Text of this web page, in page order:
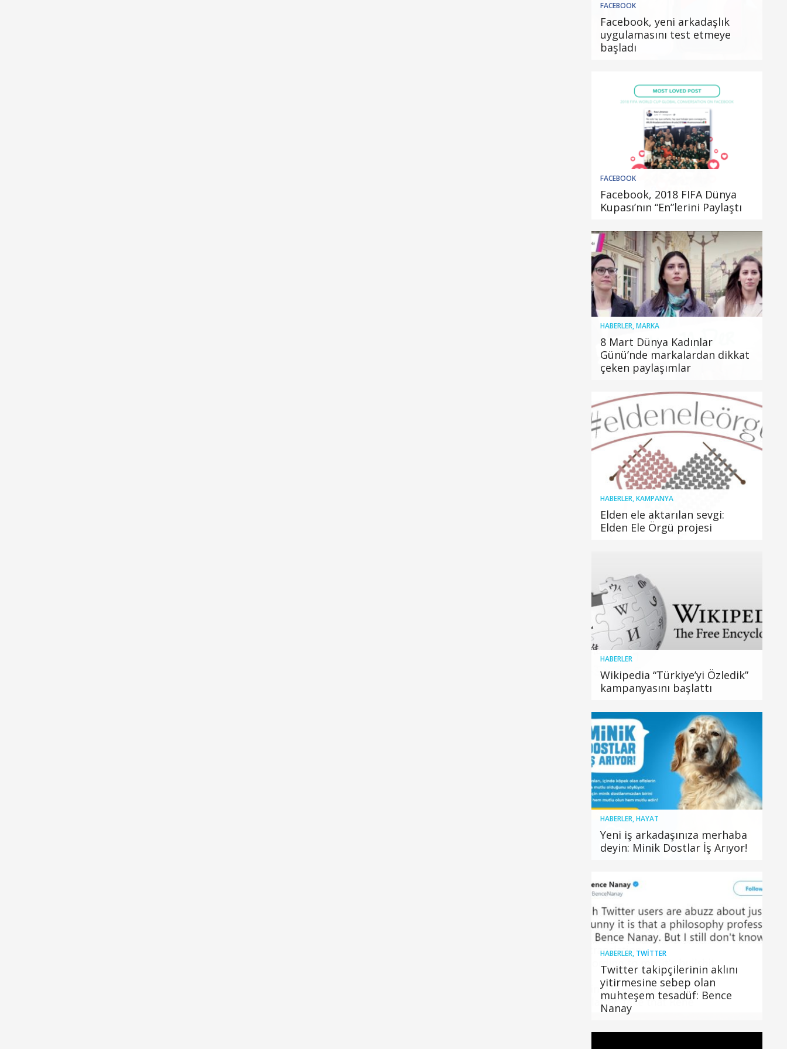
FACEBOOK
Facebook, yeni arkadaşlık
uygulamasını test etmeye
başladı
FACEBOOK
Facebook, 2018 FIFA Dünya
Kupası’nın “En”lerini Paylaştı
HABERLER,MARKA
8 Mart Dünya Kadınlar
Günü’nde markalardan dikkat
çeken paylaşımlar
HABERLER,KAMPANYA
Elden ele aktarılan sevgi:
Elden Ele Örgü projesi
HABERLER
Wikipedia “Türkiye’yi Özledik”
kampanyasını başlattı
HABERLER,HAYAT
Yeni iş arkadaşınıza merhaba
deyin: Minik Dostlar İş Arıyor!
HABERLER, TWITTER
Twitter takipçilerinin aklını
yitirmesine sebep olan
muhteşem tesadüf: Bence
Nanay